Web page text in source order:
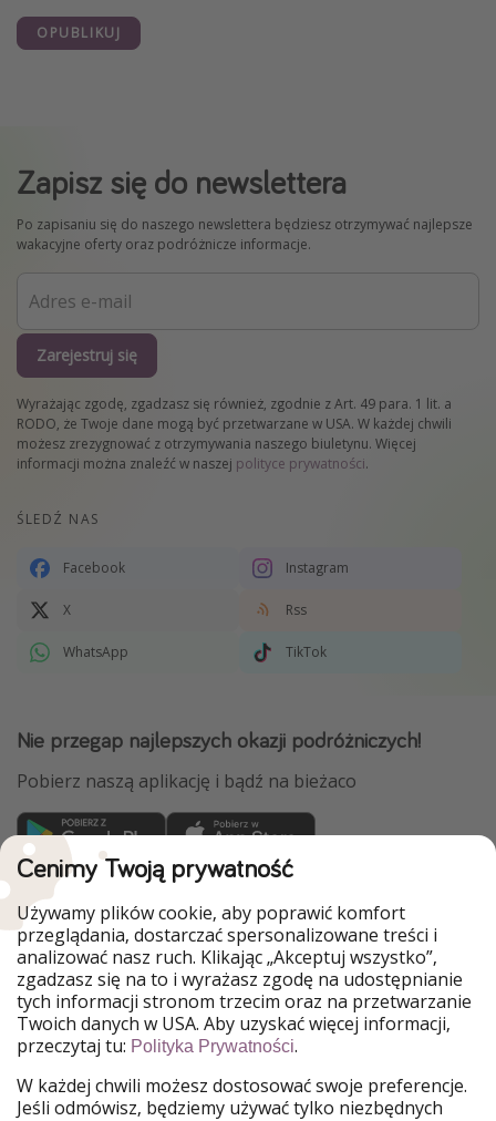
OPUBLIKUJ
Zapisz się do newslettera
Po zapisaniu się do naszego newslettera będziesz otrzymywać najlepsze
wakacyjne oferty oraz podróżnicze informacje.
Zarejestruj się
Wyrażając zgodę, zgadzasz się również, zgodnie z Art. 49 para. 1 lit. a
RODO, że Twoje dane mogą być przetwarzane w USA. W każdej chwili
możesz zrezygnować z otrzymywania naszego biuletynu. Więcej
informacji można znaleźć w naszej polityce prywatności.
ŚLEDŹ NAS
Facebook Instagram
X Rss
WhatsApp TikTok
Nie przegap najlepszych okazji podróżniczych!
Pobierz naszą aplikację i bądź na bieżaco
WakacyjniPiraci są częścią Grupy HolidayPirates
Nasze rynki
PiratinViaggio
HolidayPirates
VakantiePiraten
VoyagesPirates
Ferienpiraten
Urlaubspiraten
Urlaubspiraten
ViajerosPiratas
TravelPirates
Nasza grupa
Cenimy Twoją prywatność
Używamy plików cookie, aby poprawić komfort
przeglądania, dostarczać spersonalizowane treści i
analizować nasz ruch. Klikając „Akceptuj wszystko”,
zgadzasz się na to i wyrażasz zgodę na udostępnianie
tych informacji stronom trzecim oraz na przetwarzanie
Twoich danych w USA. Aby uzyskać więcej informacji,
przeczytaj tu: Polityka Prywatności.
W każdej chwili możesz dostosować swoje preferencje.
Jeśli odmówisz, będziemy używać tylko niezbędnych